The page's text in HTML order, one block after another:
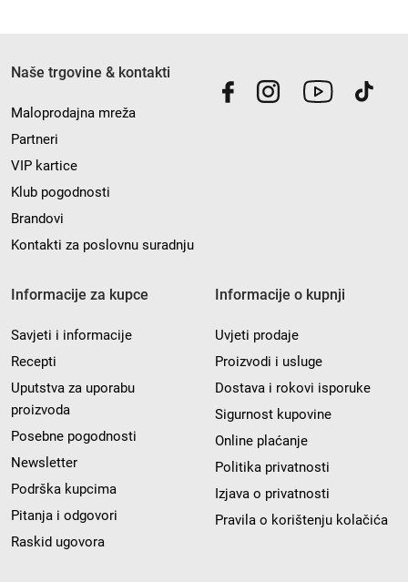
Naše trgovine & kontakti
Maloprodajna mreža
Partneri
VIP kartice
Klub pogodnosti
Brandovi
Kontakti za poslovnu suradnju
Informacije za kupce
Savjeti i informacije
Recepti
Uputstva za uporabu
proizvoda
Posebne pogodnosti
Newsletter
Podrška kupcima
Pitanja i odgovori
Raskid ugovora
Informacije o kupnji
Uvjeti prodaje
Proizvodi i usluge
Dostava i rokovi isporuke
Sigurnost kupovine
Online plaćanje
Politika privatnosti
Izjava o privatnosti
Pravila o korištenju kolačića